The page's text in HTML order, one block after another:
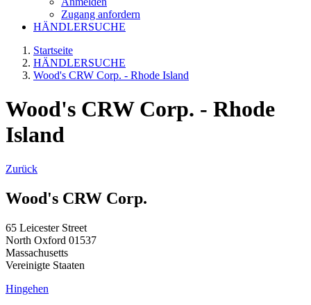
Zugang anfordern
HÄNDLERSUCHE
Startseite
HÄNDLERSUCHE
Wood's CRW Corp. - Rhode Island
Wood's CRW Corp. - Rhode
Island
Zurück
Wood's CRW Corp.
65 Leicester Street
North Oxford 01537
Massachusetts
Vereinigte Staaten
Hingehen